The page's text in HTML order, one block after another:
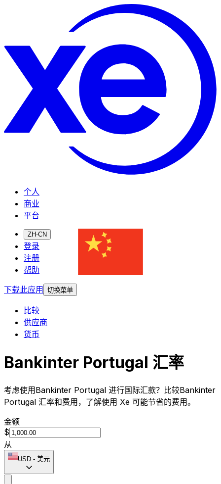
个人
商业
平台
ZH-CN
登录
注册
帮助
下载此应用
切换菜单
比较
供应商
货币
Bankinter Portugal 汇率
考虑使用Bankinter Portugal 进行国际汇款？比较Bankinter
Portugal 汇率和费用，了解使用 Xe 可能节省的费用。
金额
$
从
USD - 美元